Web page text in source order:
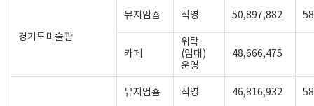
경기도미술관
뮤지엄숍 직영 50,897,882
카페
위탁
(임대)
운영
48,666,475
뮤지엄숍 직영 46,816,932